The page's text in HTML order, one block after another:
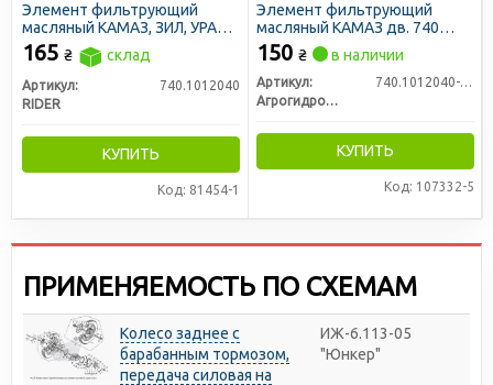
Элемент фильтрующий
масляный КАМАЗ, ЗИЛ, УРАЛ,
ДОН 1500 (дв. СМД-31) с
ремкомплектом (RIDER)
165 ₴ склад
Артикул:
740.1012040
RIDER
КУПИТЬ
Код: 81454-1
Элемент фильтрующий
масляный КАМАЗ дв. 740
(сетка) (Агрогидромаш)
150 ₴ в наличии
Артикул:
740.1012040-10 (ФМ 443)
Агрогидромаш
КУПИТЬ
Код: 107332-5
ПРИМЕНЯЕМОСТЬ ПО СХЕМАМ
Колесо заднее с
барабанным тормозом,
передача силовая на
ИЖ-6.113-05
"Юнкер"